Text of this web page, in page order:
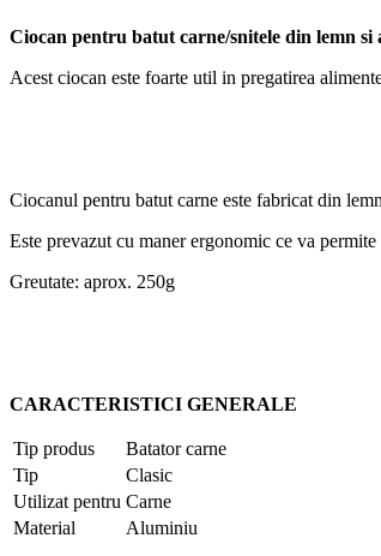
Ciocan pentru batut carne/snitele din lemn si
Acest ciocan este foarte util in pregatirea
Ciocanul pentru batut carne este fabricat din
Este prevazut cu maner ergonomic ce va
Greutate: aprox. 250g
CARACTERISTICI GENERALE
Tip produs
Batator carne
Tip
Clasic
Utilizat pentru Carne
Material
Aluminiu